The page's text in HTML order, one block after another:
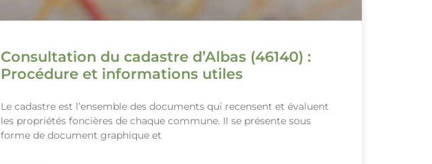
Consultation du cadastre d’Albas (46140) :
Procédure et informations utiles
Le cadastre est l’ensemble des documents qui recensent et évaluent
les propriétés foncières de chaque commune. Il se présente sous
forme de document graphique et